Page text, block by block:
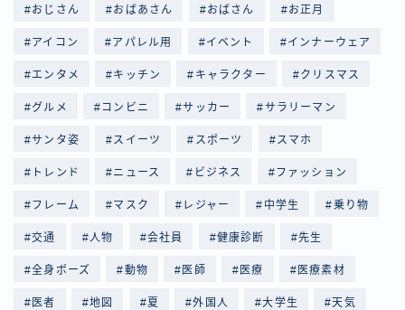
おじさん おばあさん おばさん お正月
アイコン アパレル用 イベント インナーウェア
エンタメ キッチン キャラクター クリスマス
グルメ コンビニ サッカー サラリーマン
サンタ姿 スイーツ スポーツ スマホ
トレンド ニュース ビジネス ファッション
フレーム マスク レジャー 中学生 乗り物
交通 人物 会社員 健康診断 先生
全身ポーズ 動物 医師 医療 医療素材
医者 地図 夏 外国人 大学生 天気